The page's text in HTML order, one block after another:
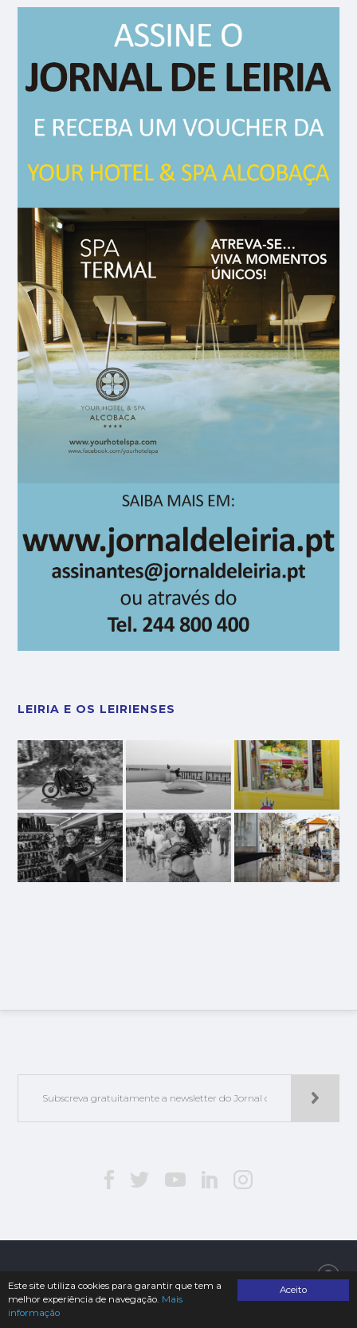
Aceito
Este site utiliza cookies para garantir que tem a
melhor experiência de navegação. Mais
informação
LEIRIA E OS LEIRIENSES